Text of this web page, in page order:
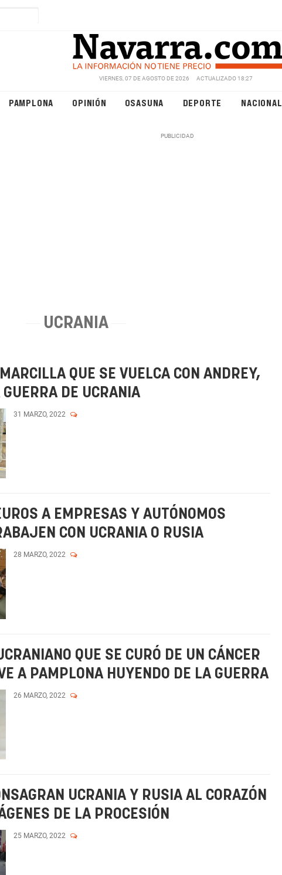
VIERNES, 07 DE AGOSTO DE 2026 ACTUALIZADO 18:27
PAMPLONA OPINIÓN OSASUNA DEPORTE NACIONAL
UCRANIA
QUE SE VUELCA CON ANDREY,
DE UCRANIA
31 MARZO, 2022
A EMPRESAS Y AUTÓNOMOS
CON UCRANIA O RUSIA
28 MARZO, 2022
QUE SE CURÓ DE UN CÁNCER
A PAMPLONA HUYENDO DE LA GUERRA
26 MARZO, 2022
UCRANIA Y RUSIA AL CORAZÓN
DE LA PROCESIÓN
25 MARZO, 2022